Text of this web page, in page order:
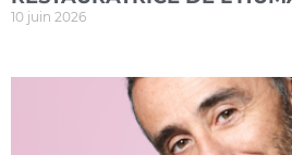
10 juin 2026